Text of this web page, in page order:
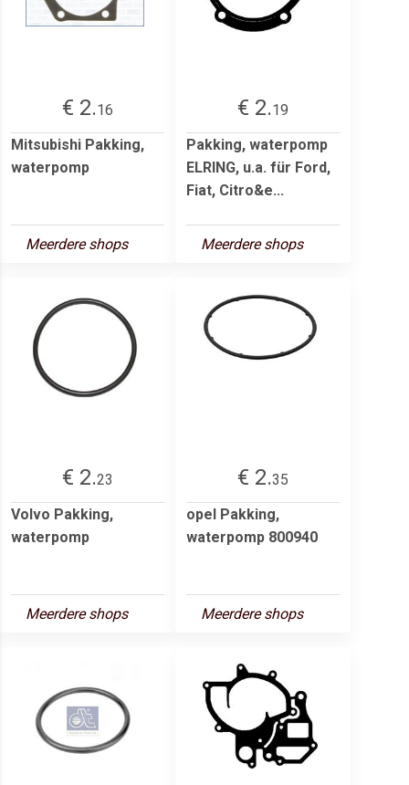
€ 2.16
Mitsubishi Pakking,
waterpomp
Meerdere shops
€ 2.19
Pakking, waterpomp
ELRING, u.a. für Ford,
Fiat, Citro&e...
Meerdere shops
€ 2.23
Volvo Pakking,
waterpomp
Meerdere shops
€ 2.35
opel Pakking,
waterpomp 800940
Meerdere shops